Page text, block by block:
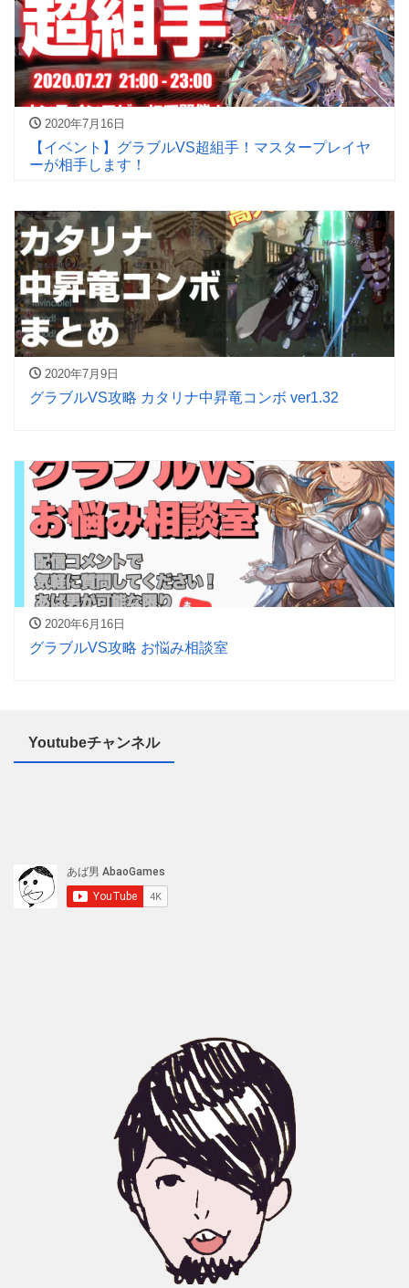
2020年7月16日
【イベント】グラブルVS超組手！マスタープレイヤ
ーが相手します！
2020年7月9日
グラブルVS攻略 カタリナ中昇竜コンボ ver1.32
2020年6月16日
グラブルVS攻略 お悩み相談室
Youtubeチャンネル